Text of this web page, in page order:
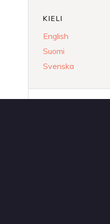
KIELI
English
Suomi
Svenska